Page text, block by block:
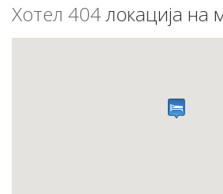
Хотел 404 локација на